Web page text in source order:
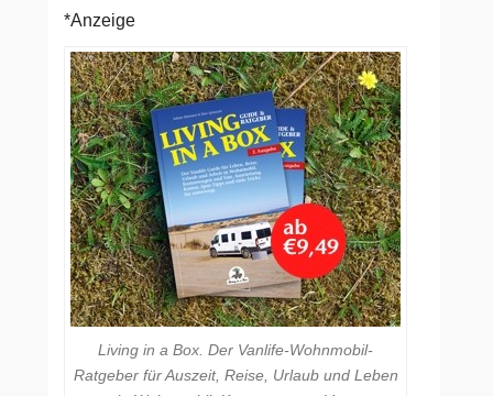
*Anzeige
Living in a Box. Der Vanlife-Wohnmobil-
Ratgeber für Auszeit, Reise, Urlaub und Leben